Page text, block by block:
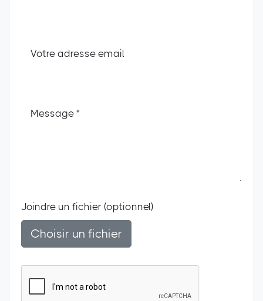
Votre adresse email
Message *
Joindre un fichier (optionnel)
Choisir un fichier